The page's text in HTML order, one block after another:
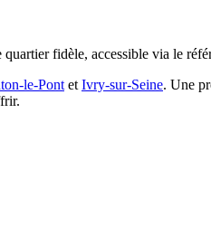
fidèle, accessible via le
le-Pont et Ivry-sur-Seine. Une